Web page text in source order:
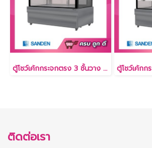
ตู้โชว์เค้กกระจกตรง 3 ชั้นวาง 26.3 คิว [SKS-1507Z]
ติดต่อเรา